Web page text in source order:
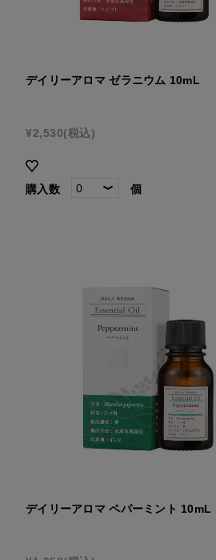
デイリーアロマ ゼラニウム 10mL
¥2,530(税込)
購入数 個
デイリーアロマ ペパーミント 10mL